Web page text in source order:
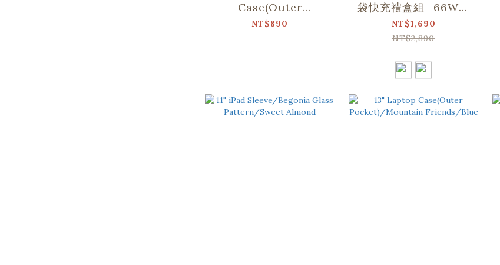
Case(Outer
Pocket)/Classic/Deep
NT$890
袋快充禮盒組- 66W充
電器(含萬國轉接頭＋傳
輸線＋收納袋)
NT$1,690
NT$2,890